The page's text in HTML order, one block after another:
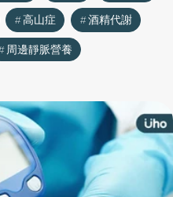
高山症
酒精代謝
周邊靜脈營養